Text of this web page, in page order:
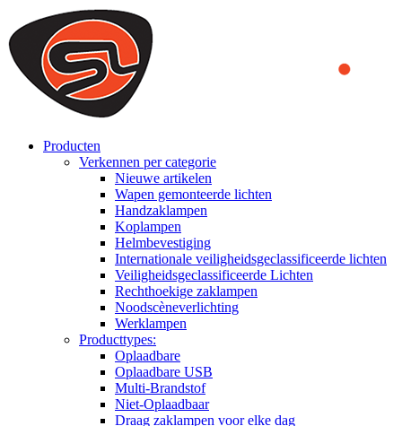
We use cookies to ensure that we provide you the best experience
on our website. By continuing to browse this website, you accept
that cookies are used to help us analyze how the website is used and
to offer you a better experience. To learn more or to find out how
you can disable cookies, you can access our
Producten
Verkennen per categorie
Nieuwe artikelen
Wapen gemonteerde lichten
Handzaklampen
Koplampen
Helmbevestiging
Internationale veiligheidsgeclassificeerde lichten
Veiligheidsgeclassificeerde Lichten
Rechthoekige zaklampen
Noodscèneverlichting
Werklampen
Producttypes:
Oplaadbare
Oplaadbare USB
Multi-Brandstof
Niet-Oplaadbaar
Draag zaklampen voor elke dag